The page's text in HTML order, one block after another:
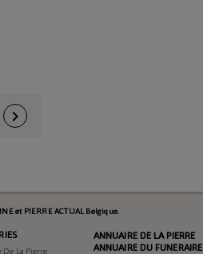

et PIERRE ACTUAL Belgique.
De La Pierre
ANNUAIRE DE LA PIERRE
ANNUAIRE DU FUNERAIRE